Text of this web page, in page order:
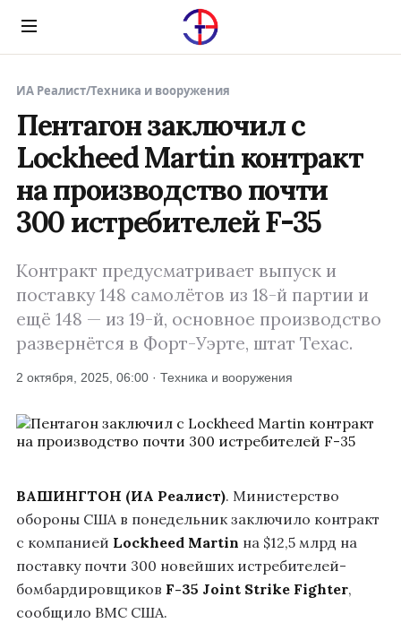
Menu
ИА Реалист/Техника и вооружения
Пентагон заключил с
Lockheed Martin контракт
на производство почти
300 истребителей F-35
Контракт предусматривает выпуск и
поставку 148 самолётов из 18-й партии и
ещё 148 — из 19-й, основное производство
развернётся в Форт-Уэрте, штат Техас.
2 октября, 2025, 06:00 · Техника и вооружения
ВАШИНГТОН (ИА Реалист). Министерство
обороны США в понедельник заключило контракт
с компанией Lockheed Martin на $12,5 млрд на
поставку почти 300 новейших истребителей-
бомбардировщиков F-35 Joint Strike Fighter,
сообщило ВМС США.